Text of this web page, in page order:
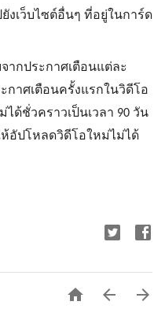
งเว็บไซต์อื่นๆ ที่อยู่ในการ์ด
กประกาศเตือนแต่ละ
กาศเตือนครั้งแรกในวิดีโอ
ด้ชั่วคราวเป็นเวลา 90 วัน
อัปโหลดวิดีโอใหม่ไม่ได้
  